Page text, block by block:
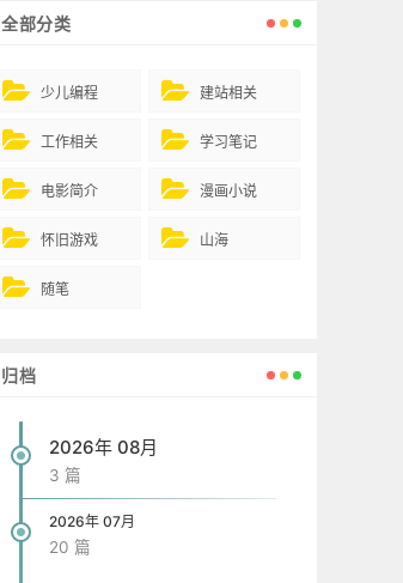
全部分类
少儿编程 建站相关
工作相关 学习笔记
电影简介 漫画小说
怀旧游戏 山海
随笔
归档
2026年 08月
3 篇
2026年 07月
20 篇